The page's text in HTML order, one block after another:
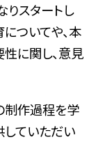
スタートし
ついてや、本
に関し、意見
制作過程を学
ていただい